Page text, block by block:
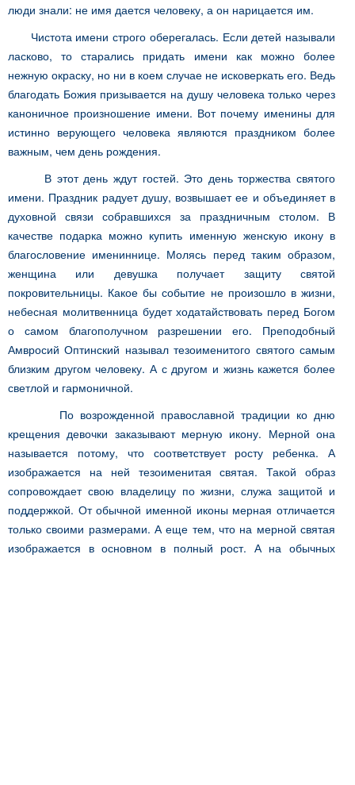
люди знали: не имя дается человеку, а он нарицается им.
Чистота имени строго оберегалась. Если детей называли
ласково, то старались придать имени как можно более
нежную окраску, но ни в коем случае не исковеркать его. Ведь
благодать Божия призывается на душу человека только через
каноничное произношение имени. Вот почему именины для
истинно верующего человека являются праздником более
важным, чем день рождения.
В этот день ждут гостей. Это день торжества святого
имени. Праздник радует душу, возвышает ее и объединяет в
духовной связи собравшихся за праздничным столом. В
качестве подарка можно купить именную женскую икону в
благословение имениннице. Молясь перед таким образом,
женщина или девушка получает защиту святой
покровительницы. Какое бы событие не произошло в жизни,
небесная молитвенница будет ходатайствовать перед Богом
о самом благополучном разрешении его. Преподобный
Амвросий Оптинский называл тезоименитого святого самым
близким другом человеку. А с другом и жизнь кажется более
светлой и гармоничной.
По возрожденной православной традиции ко дню
крещения девочки заказывают мерную икону. Мерной она
называется потому, что соответствует росту ребенка. А
изображается на ней тезоименитая святая. Такой образ
сопровождает свою владелицу по жизни, служа защитой и
поддержкой. От обычной именной иконы мерная отличается
только своими размерами. А еще тем, что на мерной святая
изображается в основном в полный рост. А на обычных